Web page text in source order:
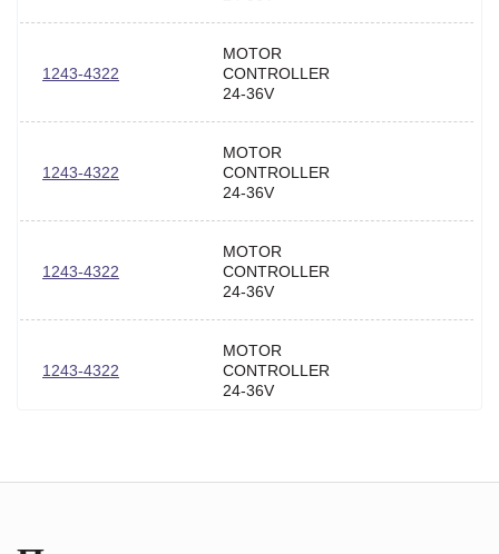
1243-4322
MOTOR
CONTROLLER
24-36V
1243-4322
MOTOR
CONTROLLER
24-36V
1243-4322
MOTOR
CONTROLLER
24-36V
1243-4322
MOTOR
CONTROLLER
24-36V